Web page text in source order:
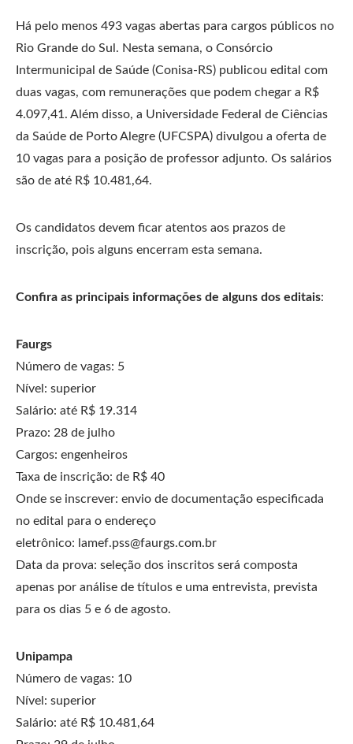
Há pelo menos 493 vagas abertas para cargos públicos no
Rio Grande do Sul. Nesta semana, o Consórcio
Intermunicipal de Saúde (Conisa-RS) publicou edital com
duas vagas, com remunerações que podem chegar a R$
4.097,41. Além disso, a Universidade Federal de Ciências
da Saúde de Porto Alegre (UFCSPA) divulgou a oferta de
10 vagas para a posição de professor adjunto. Os salários
são de até R$ 10.481,64.
Os candidatos devem ficar atentos aos prazos de
inscrição, pois alguns encerram esta semana.
Confira as principais informações de alguns dos editais:
Faurgs
Número de vagas: 5
Nível: superior
Salário: até R$ 19.314
Prazo: 28 de julho
Cargos: engenheiros
Taxa de inscrição: de R$ 40
Onde se inscrever: envio de documentação especificada
no edital para o endereço
eletrônico: lamef.pss@faurgs.com.br
Data da prova: seleção dos inscritos será composta
apenas por análise de títulos e uma entrevista, prevista
para os dias 5 e 6 de agosto.
Unipampa
Número de vagas: 10
Nível: superior
Salário: até R$ 10.481,64